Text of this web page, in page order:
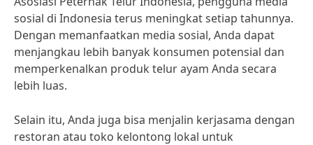
sosial di Indonesia terus meningkat setiap tahunnya.
Dengan memanfaatkan media sosial, Anda dapat
menjangkau lebih banyak konsumen potensial dan
memperkenalkan produk telur ayam Anda secara
lebih luas.
Selain itu, Anda juga bisa menjalin kerjasama dengan
restoran atau toko kelontong lokal untuk